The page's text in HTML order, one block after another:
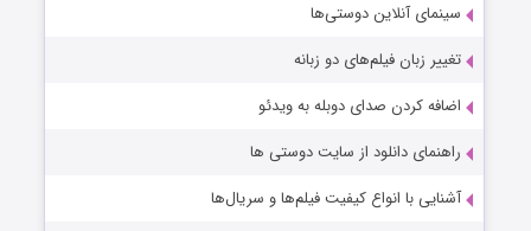
سینمای آنلاین دوستی‌ها
تغییر زبان فیلم‌های دو زبانه
اضافه کردن صدای دوبله به ویدئو
راهنمای دانلود از سایت دوستی ها
آشنایی با انواع کیفیت فیلم‌ها و سریال‌ها